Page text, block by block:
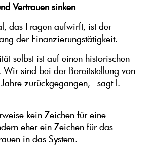
Vertrauen sinken
das Fragen aufwirft, ist der
der Finanzierungstätigkeit.
selbst ist auf einen historischen
Wir sind bei der Bereitstellung von
zurückgegangen,– sagt I.
kein Zeichen für eine
eher ein Zeichen für das
in das System.